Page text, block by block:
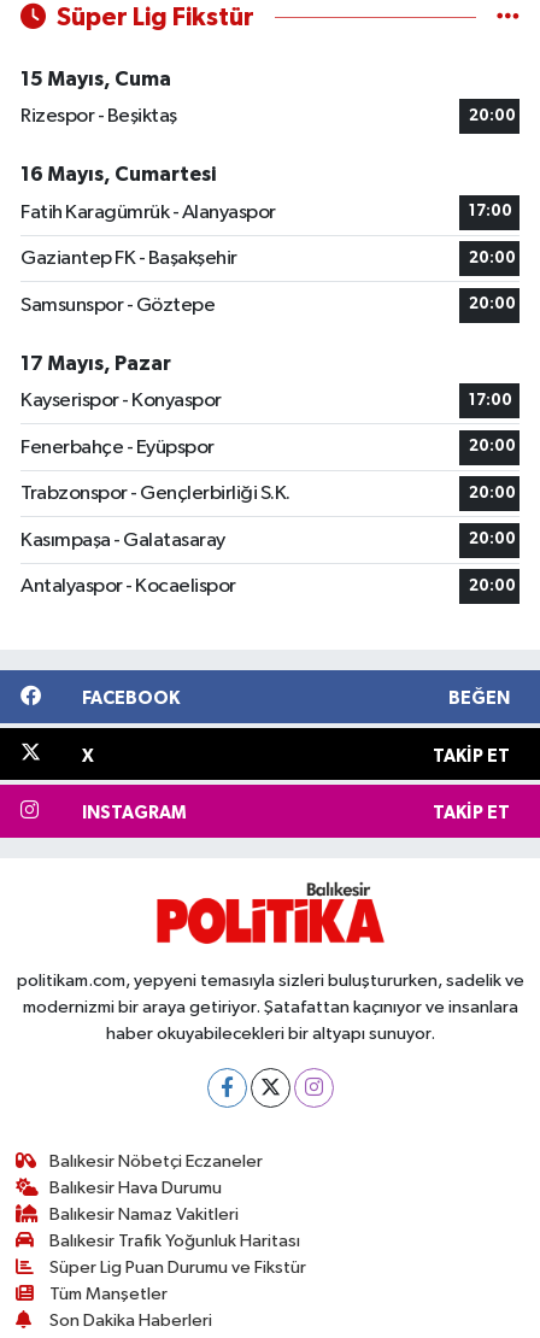
Süper Lig Fikstür
15 Mayıs, Cuma
Rizespor - Beşiktaş
20:00
16 Mayıs, Cumartesi
Fatih Karagümrük - Alanyaspor
17:00
Gaziantep FK - Başakşehir 20:00
Samsunspor - Göztepe 20:00
17 Mayıs, Pazar
Kayserispor - Konyaspor
17:00
Fenerbahçe - Eyüpspor 20:00
Trabzonspor - Gençlerbirliği S.K. 20:00
Kasımpaşa - Galatasaray 20:00
Antalyaspor - Kocaelispor 20:00
FACEBOOK BEĞEN
X TAKIP ET
INSTAGRAM TAKIP ET
politikam.com, yepyeni temasıyla sizleri buluştururken, sadelik ve
modernizmi bir araya getiriyor. Şatafattan kaçınıyor ve insanlara
haber okuyabilecekleri bir altyapı sunuyor.
Balıkesir Nöbetçi Eczaneler
Balıkesir Hava Durumu
Balıkesir Namaz Vakitleri
Balıkesir Trafik Yoğunluk Haritası
Süper Lig Puan Durumu ve Fikstür
Tüm Manşetler
Son Dakika Haberleri